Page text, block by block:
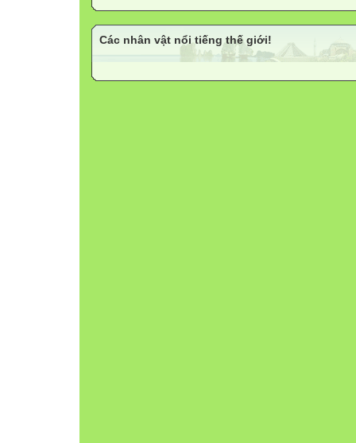
Các nhân vật nổi tiếng thế giới!